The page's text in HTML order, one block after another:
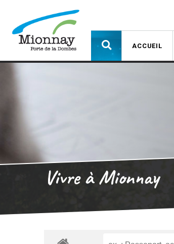
ACCUEIL
Vivre à Mionnay